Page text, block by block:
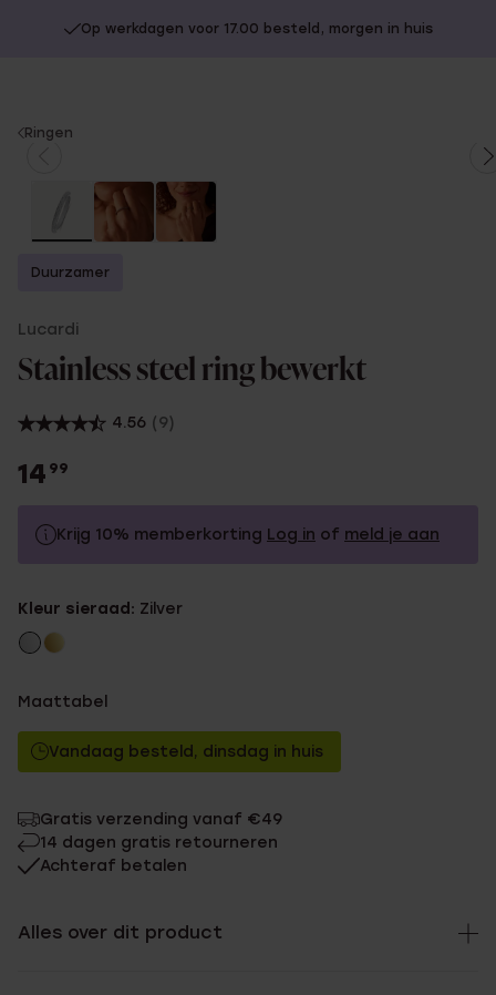
Op werkdagen voor 17.00 besteld, morgen in huis
You
Ringen
Duurzamer
Lucardi
Stainless steel ring bewerkt
4.56 (9)
14 99
Krijg 10% memberkorting Log in of meld je aan
Zonder memberkorting
Kleur sieraad: Zilver
Maattabel
Vandaag besteld, dinsdag in huis
Gratis verzending vanaf €49
14 dagen gratis retourneren
Achteraf betalen
Alles over dit product